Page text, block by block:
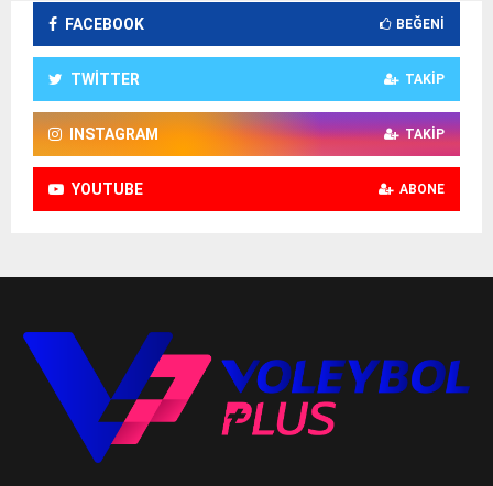
FACEBOOK BEĞENI
TWITTER TAKIP
INSTAGRAM TAKIP
YOUTUBE ABONE